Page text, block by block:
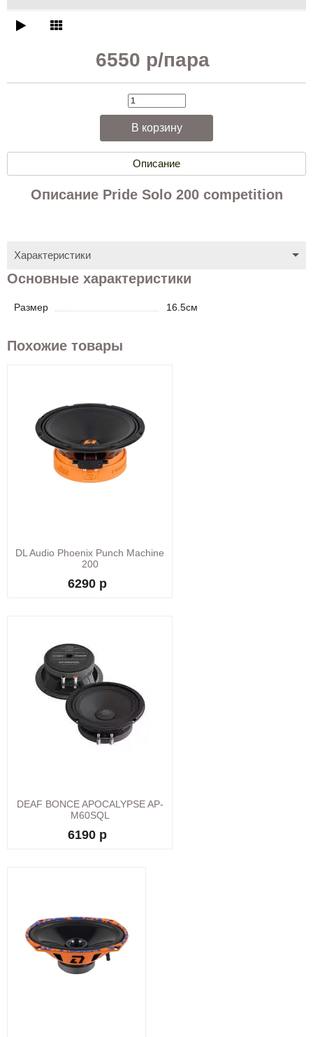
6550 р/пара
Описание
Описание Pride Solo 200 competition
Характеристики
Основные характеристики
Размер 16.5см
Похожие товары
DL Audio Phoenix Punch Machine
200
6290 р
DEAF BONCE APOCALYPSE AP-
M60SQL
6190 р